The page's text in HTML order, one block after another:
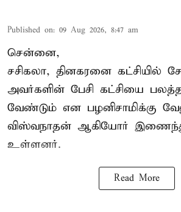
Published on: 09 Aug 2026, 8:47 am
சென்னை,
சசிகலா, தினகரனை கட்சியில்
அவர்களின் பேசி கட்சியை
வேண்டும் என பழனிசாமிக்கு
விஸ்வநாதன் ஆகியோர் இணைந்து
உள்ளனர்.
Read More